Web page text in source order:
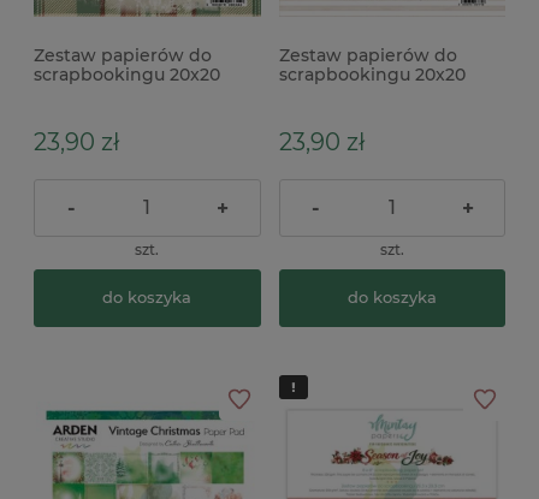
Zestaw papierów do
scrapbookingu 20x20
23,90 zł
- +
szt.
do koszyka
Zestaw papierów do
scrapbookingu 20x20
23,90 zł
- +
szt.
do koszyka